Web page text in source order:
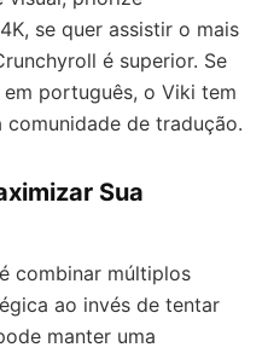
se quer assistir o mais
é superior. Se
português, o Viki tem
de tradução.
Sua
combinar múltiplos
ao invés de tentar
manter uma